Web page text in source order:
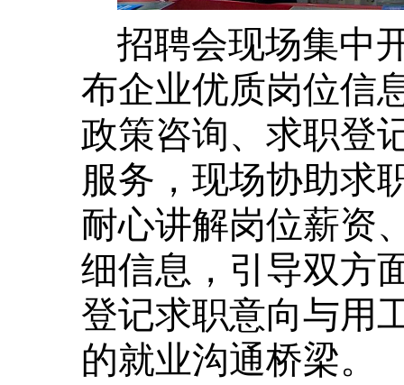
招聘会现场集中
布企业优质岗位信
政策咨询、求职登
服务，现场协助求
耐心讲解岗位薪资
细信息，引导双方
登记求职意向与用
的就业沟通桥梁。